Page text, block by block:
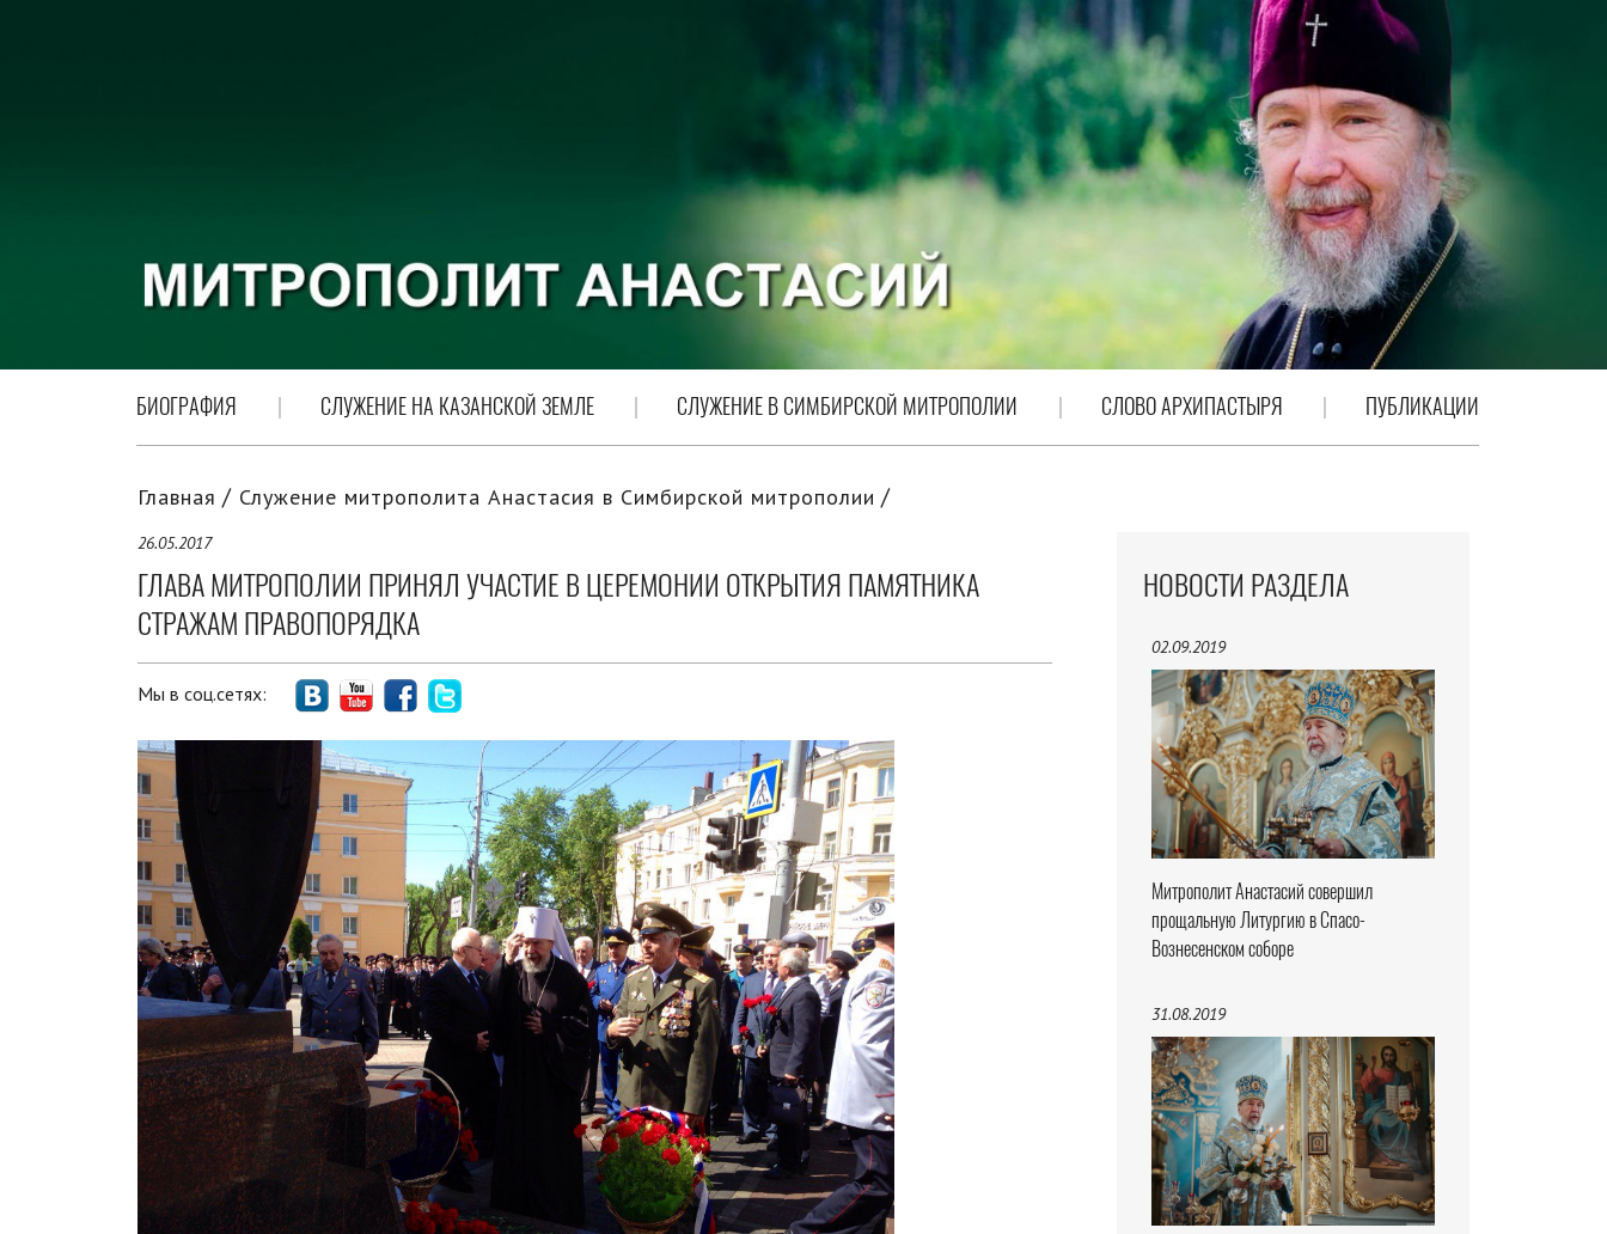
БИОГРАФИЯ СЛУЖЕНИЕ НА КАЗАНСКОЙ ЗЕМЛЕ СЛУЖЕНИЕ В СИМБИРСКОЙ МИТРОПОЛИИ СЛОВО АРХИПАСТЫРЯ ПУБЛИКАЦИИ
НОВОСТИ РАЗДЕЛА
02.09.2019
Митрополит Анастасий совершил
прощальную Литургию в Спасо-
Вознесенском соборе
31.08.2019
Главная Служение митрополита Анастасия в Симбирской митрополии
26.05.2017
ГЛАВА МИТРОПОЛИИ ПРИНЯЛ УЧАСТИЕ В ЦЕРЕМОНИИ ОТКРЫТИЯ ПАМЯТНИКА
СТРАЖАМ ПРАВОПОРЯДКА
Мы в соц.сетях: